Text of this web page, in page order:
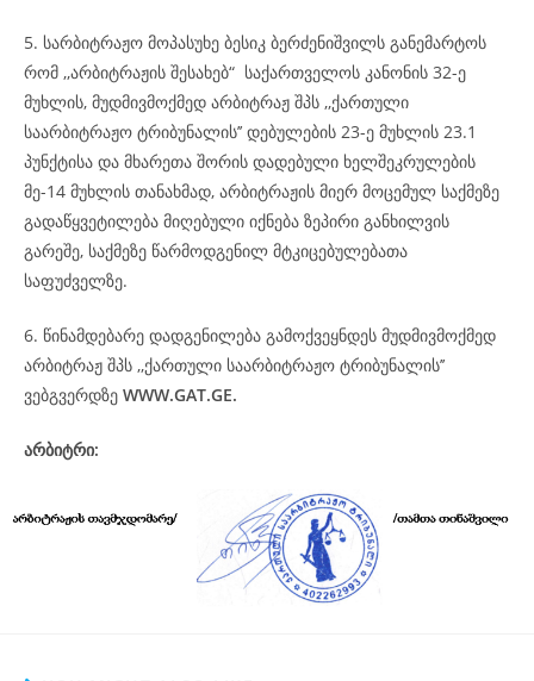
5. სარბიტრაჟო მოპასუხე ბესიკ ბერძენიშვილს განემარტოს
რომ ,,არბიტრაჟის შესახებ“ საქართველოს კანონის 32-ე
მუხლის, მუდმივმოქმედ არბიტრაჟ შპს ,,ქართული
საარბიტრაჟო ტრიბუნალის’’ დებულების 23-ე მუხლის 23.1
პუნქტისა და მხარეთა შორის დადებული ხელშეკრულების
მე-14 მუხლის თანახმად, არბიტრაჟის მიერ მოცემულ საქმეზე
გადაწყვეტილება მიღებული იქნება ზეპირი განხილვის
გარეშე, საქმეზე წარმოდგენილ მტკიცებულებათა
საფუძველზე.
6. წინამდებარე დადგენილება გამოქვეყნდეს მუდმივმოქმედ
არბიტრაჟ შპს ,,ქართული საარბიტრაჟო ტრიბუნალის’’
ვებგვერდზე WWW.GAT.GE.
არბიტრი: